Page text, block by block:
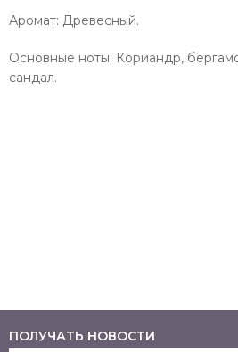
Аромат: Древесный.
Основные ноты: Кориандр,
сандал.
ПОЛУЧАТЬ НОВОСТИ